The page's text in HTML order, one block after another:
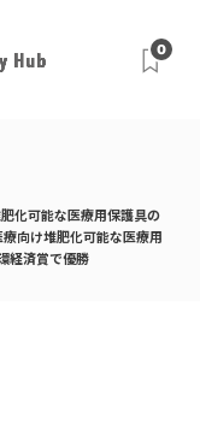
0
化可能な医療用保護具の
療向け堆肥化可能な医療用
経済賞で優勝